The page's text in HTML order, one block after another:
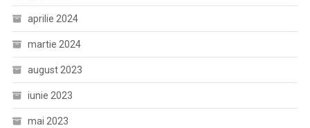
aprilie 2024
martie 2024
august 2023
iunie 2023
mai 2023